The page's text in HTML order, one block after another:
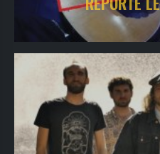
vendredi 2021